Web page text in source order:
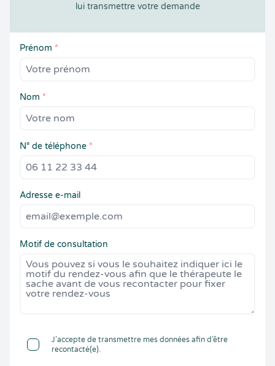
lui transmettre votre demande
Prénom *
Nom *
N° de téléphone *
Adresse e-mail
Motif de consultation
J’accepte de transmettre mes données afin d’être
recontacté(e).